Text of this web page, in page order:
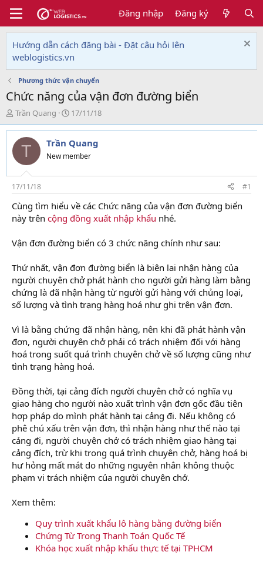
Đăng nhập Đăng ký
Hướng dẫn cách đăng bài - Đặt câu hỏi lên
weblogistics.vn
Phương thức vận chuyển
Chức năng của vận đơn đường biển
T
h
r
e
d
s
t
a
r
t
r
Trần Quang
N
g
à
y
g
i
17/11/18
T Trần Quang
New member
17/11/18 #1
Cùng tìm hiểu về các Chức năng của vận đơn đường biển
này trên cộng đồng xuất nhập khẩu nhé.
Vận đơn đường biển có 3 chức năng chính như sau:
Thứ nhất, vận đơn đường biển là biên lai nhận hàng của
người chuyên chở phát hành cho người gửi hàng làm bằng
chứng là đã nhận hàng từ người gửi hàng với chủng loại,
số lượng và tình trạng hàng hoá như ghi trên vận đơn.
Vì là bằng chứng đã nhận hàng, nên khi đã phát hành vận
đơn, người chuyên chở phải có trách nhiệm đối với hàng
hoá trong suốt quá trình chuyên chở về số lượng cũng như
tình trạng hàng hoá.
Đồng thời, tại cảng đích người chuyên chở có nghĩa vụ
giao hàng cho người nào xuất trình vận đơn gốc đầu tiên
hợp pháp do mình phát hành tại cảng đi. Nếu không có
phê chú xấu trên vận đơn, thì nhận hàng như thế nào tại
cảng đi, người chuyên chở có trách nhiệm giao hàng tại
cảng đích, trừ khi trong quá trình chuyên chở, hàng hoá bị
hư hỏng mất mát do những nguyên nhân không thuộc
phạm vi trách nhiệm của người chuyên chở.
Xem thêm:
Quy trình xuất khẩu lô hàng bằng đường biển
Chứng Từ Trong Thanh Toán Quốc Tế
Khóa học xuất nhập khẩu thực tế tại TPHCM